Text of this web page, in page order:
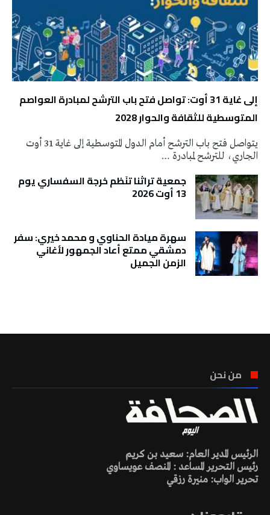
إلى غاية 31 أوت: تواصل فتح باب الترشح لمبادرة العواصم
المتوسطية للثقافة والحوار 2028
يتواصل فتح باب الترشح أمام الدول المتوسطية إلى غاية 31 أوت
الجاري، للترشح لمبادرة …
جمعية تراثنا تنَظم خرجة السفساري يوم
13 أوت 2026
سهرة ميادة الحناوي و محمد خيري: سفر
دمشقي ممتع أعاد الجمهور لأغاني
الزمن الجميل
من نحن
الرئيس المدير العام: سعيد بن كريم
رئيس التحرير المساعد : المنصف عويساوي
تحرير الواب: منيرة رزقي